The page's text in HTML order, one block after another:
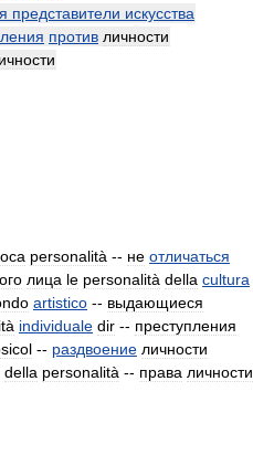
представители искусства
против личности
personalità -- не отличаться
лица le personalità della cultura
artistico -- выдающиеся
individuale dir -- преступления
-- раздвоение личности
della personalità -- права личности